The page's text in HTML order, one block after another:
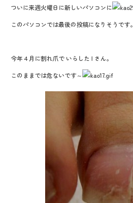
b
o
k
er
ついに来週火曜日に新しいパソコンに
このパソコンでは最後の投稿になりそうです。
今年４月に割れ爪で いらした I さん。
このままでは危ないです～